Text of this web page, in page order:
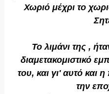
Χωριό μέχρι το
Το λιμάνι της ,
διαμετακομιστικό
του, και γι' αυτό και
την